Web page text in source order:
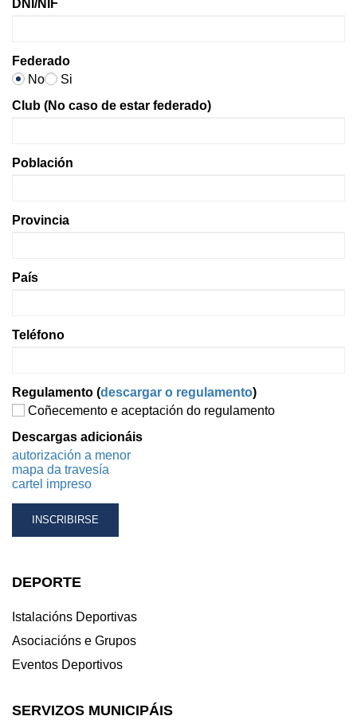
DNI/NIF
Federado
No
Si
Club (No caso de estar federado)
Población
Provincia
País
Teléfono
Regulamento (descargar o regulamento)
Coñecemento e aceptación do regulamento
Descargas adicionáis
autorización a menor
mapa da travesía
cartel impreso
DEPORTE
Istalacións Deportivas
Asociacións e Grupos
Eventos Deportivos
SERVIZOS MUNICIPÁIS